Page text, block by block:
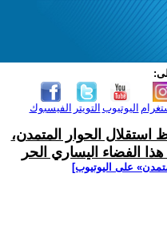
الفيسبوك التويتر اليوتيوب
استقلال الحوار المتمدن،
الفضاء اليساري الحر
على اليوتيوب]